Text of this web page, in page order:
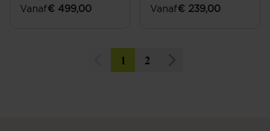
Vanaf€ 499,00
Vanaf€ 239,00
1 2